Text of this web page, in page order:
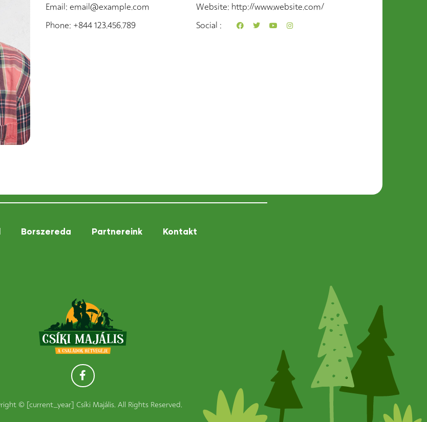
Email email@example.com Website http://www.website.com/
Phone +844 123.456.789 Social
Borszereda Partnereink Kontakt
© [current_year] Csíki Majális. All Rights Reserved.